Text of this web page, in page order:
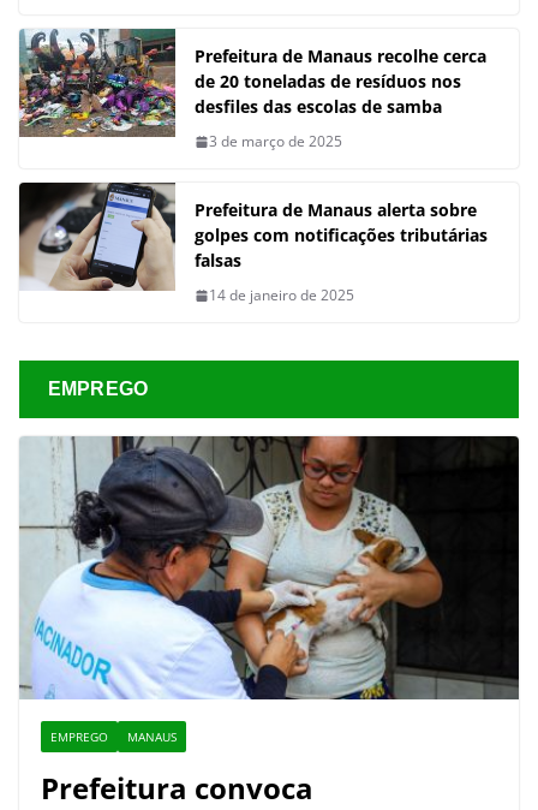
Prefeitura de Manaus recolhe cerca
de 20 toneladas de resíduos nos
desfiles das escolas de samba
3 de março de 2025
Prefeitura de Manaus alerta sobre
golpes com notificações tributárias
falsas
14 de janeiro de 2025
EMPREGO
EMPREGO MANAUS
Prefeitura convoca